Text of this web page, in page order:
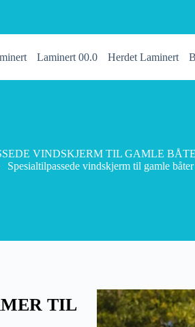
Laminert 00.0 Herdet Laminert
VINDSKJERM TIL GAMLE
Spesialtilpassede vindskjerm til gamle
TIL